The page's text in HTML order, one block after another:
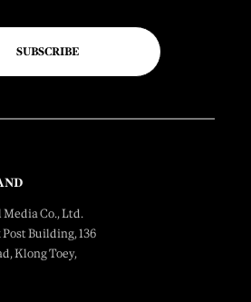
SUBSCRIBE
Co., Ltd.
Building, 136
Klong Toey,